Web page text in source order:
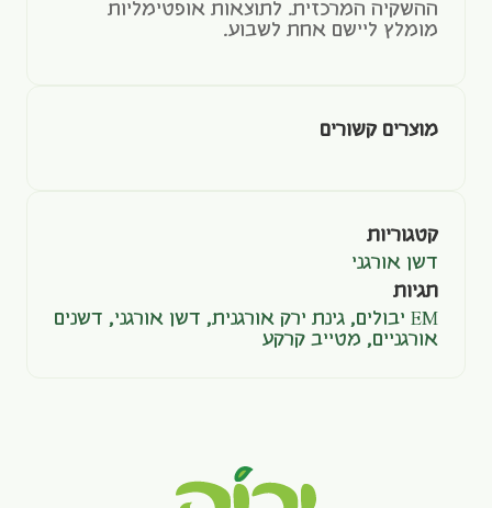
ההשקיה המרכזית. לתוצאות אופטימליות
מומלץ ליישם אחת לשבוע.
מוצרים קשורים
קטגוריות
דשן אורגני
תגיות
EM יבולים
, גינת ירק אורגנית, דשן אורגני, דשנים
אורגניים, מטייב קרקע